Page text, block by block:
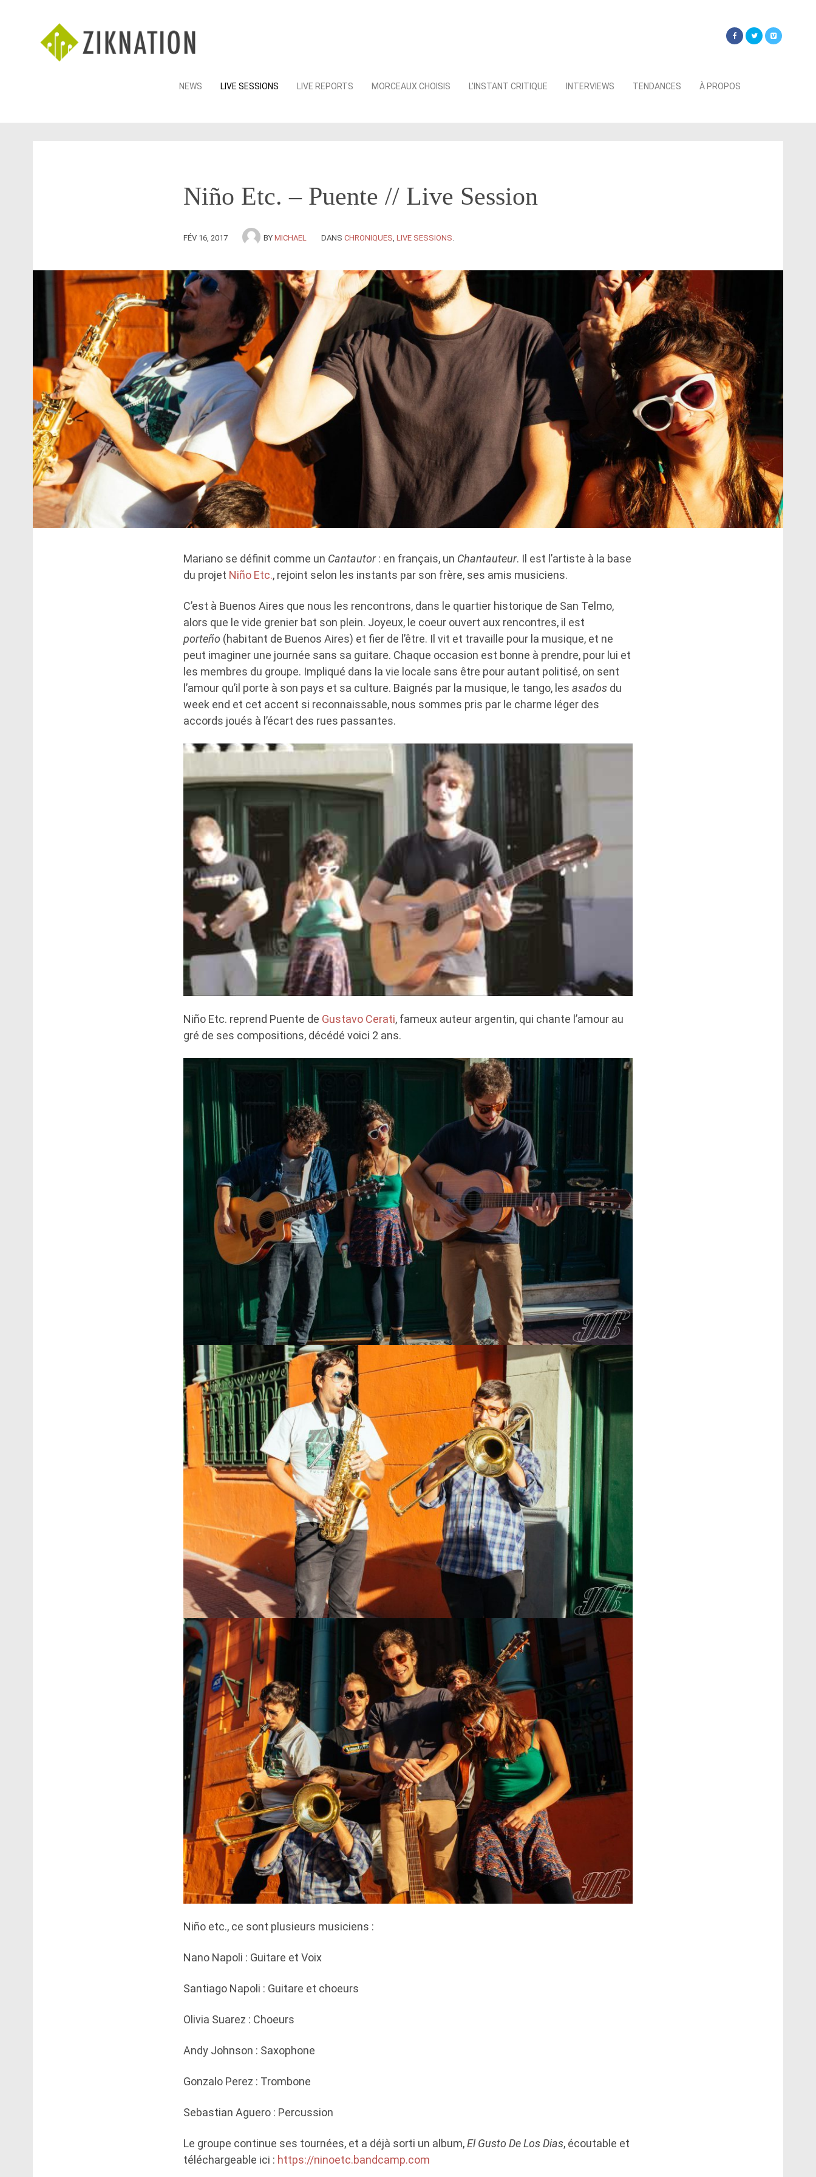
Skip
NEWS LIVE SESSIONS LIVE REPORTS MORCEAUX CHOISIS L’INSTANT CRITIQUE INTERVIEWS TENDANCES À PROPOS
Niño Etc. – Puente // Live Session
FÉV 16, 2017 BY MICHAEL DANS CHRONIQUES LIVE SESSIONS
Mariano se définit comme un Cantautor: en français, un Chantauteur. Il est l’artiste à la base
du projet Niño Etc., rejoint selon les instants par son frère, ses amis musiciens.
C’est à Buenos Aires que nous les rencontrons, dans le quartier historique de San Telmo,
alors que le vide grenier bat son plein. Joyeux, le coeur ouvert aux rencontres, il est
porteño (habitant de Buenos Aires) et fier de l’être. Il vit et travaille pour la musique, et ne
peut imaginer une journée sans sa guitare. Chaque occasion est bonne à prendre, pour lui et
les membres du groupe. Impliqué dans la vie locale sans être pour autant politisé, on sent
l’amour qu’il porte à son pays et sa culture. Baignés par la musique, le tango, les asados du
week end et cet accent si reconnaissable, nous sommes pris par le charme léger des
accords joués à l’écart des rues passantes.
Niño Etc. reprend Puente de Gustavo Cerati, fameux auteur argentin, qui chante l’amour au
gré de ses compositions, décédé voici 2 ans.
Niño etc., ce sont plusieurs musiciens :
Nano Napoli : Guitare et Voix
Santiago Napoli : Guitare et choeurs
Olivia Suarez : Choeurs
Andy Johnson : Saxophone
Gonzalo Perez : Trombone
Sebastian Aguero : Percussion
Le groupe continue ses tournées, et a déjà sorti un album,El Gusto De Los Dias, écoutable et
téléchargeable ici : https://ninoetc.bandcamp.com